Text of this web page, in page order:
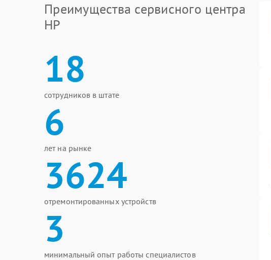
Преимущества сервисного центра
HP
18
сотрудников в штате
6
лет на рынке
3624
отремонтированных устройств
3
минимальный опыт работы специалистов